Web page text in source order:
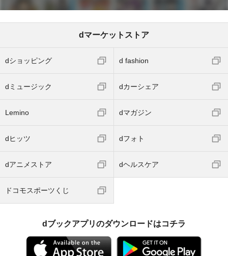
dマーケットストア
dショッピング d fashion
dミュージック dカーシェア
Lemino dマガジン
dヒッツ dフォト
dアニメストア dヘルスケア
ドコモスポーツくじ
dブックアプリのダウンロードはコチラ